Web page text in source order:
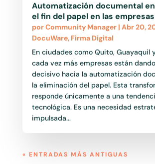
Automatización documental
el fin del papel en las empresas
porCommunity Manager| Abr 20,
DocuWare, Firma Digital
En ciudades como Quito, Guayaquil
cada vez más empresas están
decisivo hacia la automatización
la eliminación del papel. Esta
responde únicamente a una
tecnológica. Es una necesidad
impulsada...
« ENTRADAS MÁS ANTIGUAS